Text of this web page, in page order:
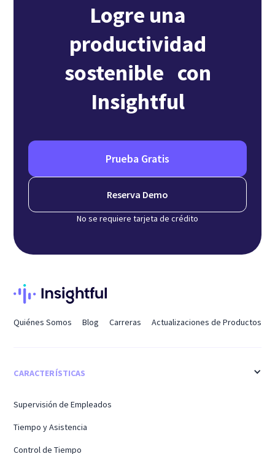
Logre una
productividad
sostenible con
Insightful
Prueba Gratis
Reserva Demo
No se requiere tarjeta de crédito
Quiénes Somos Blog Carreras Actualizaciones de Productos
CARACTERÍSTICAS
Supervisión de Empleados
Tiempo y Asistencia
Control de Tiempo